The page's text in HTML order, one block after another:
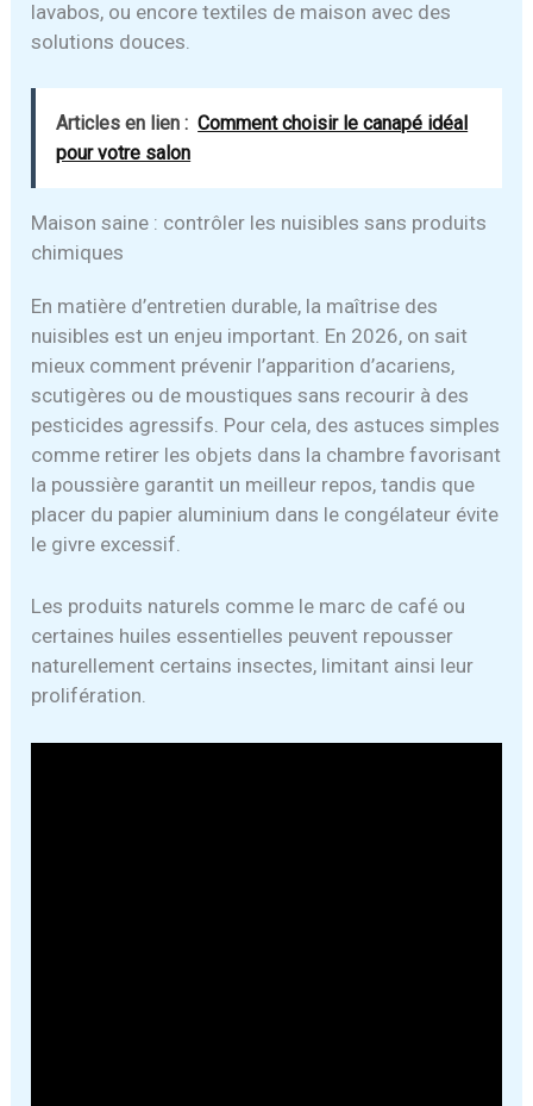
lavabos, ou encore textiles de maison avec des
solutions douces.
Articles en lien : Comment choisir le canapé idéal
pour votre salon
Maison saine : contrôler les nuisibles sans produits
chimiques
En matière d’entretien durable, la maîtrise des
nuisibles est un enjeu important. En 2026, on sait
mieux comment prévenir l’apparition d’acariens,
scutigères ou de moustiques sans recourir à des
pesticides agressifs. Pour cela, des astuces simples
comme retirer les objets dans la chambre favorisant
la poussière garantit un meilleur repos, tandis que
placer du papier aluminium dans le congélateur évite
le givre excessif.
Les produits naturels comme le marc de café ou
certaines huiles essentielles peuvent repousser
naturellement certains insectes, limitant ainsi leur
prolifération.